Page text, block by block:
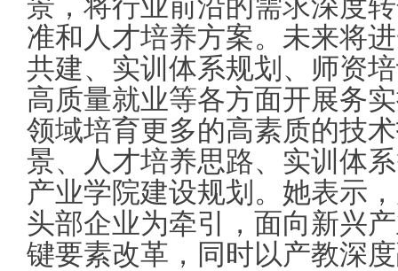
景，将行业前沿的需求深度
准和人才培养方案。未来将
共建、实训体系规划、师资
高质量就业等各方面开展务
领域培育更多的高素质的技
景、人才培养思路、实训体
产业学院建设规划。她表示
头部企业为牵引，面向新兴
键要素改革，同时以产教深